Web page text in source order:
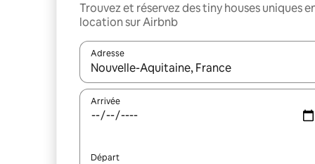
Trouvez et réservez des tiny houses uniques
location sur Airbnb
Adresse
Lorsque les résultats s'affichent, utilisez les
Arrivée
Départ